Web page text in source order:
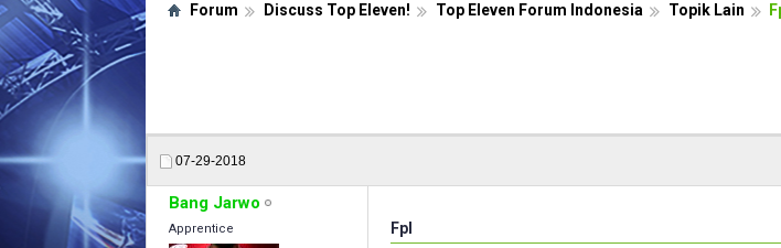
Forum Discuss Top Eleven! Top Eleven Forum Indonesia Topik Lain
07-29-2018
Bang Jarwo
Apprentice Fpl